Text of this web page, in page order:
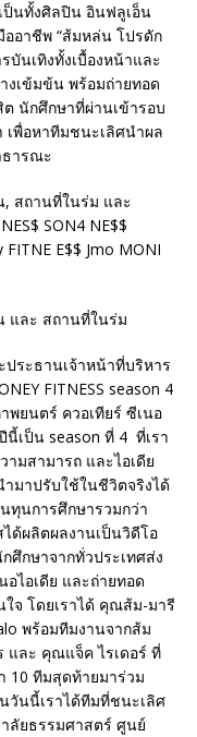
ป็นทั้งศิลปิน อินฟลูเอ็น
ออาชีพ “ส้มหล่น โปรดัก
บันเทิงทั้งเบื้องหน้าและ
งเข้มข้น พร้อมถ่ายทอด
นักศึกษาที่ผ่านเข้ารอบ
พื่อหาทีมชนะเลิศนำผล
ธารณะ
ระธานเจ้าหน้าที่บริหาร
FITNESS season 4
ยนตร์ ควอเทียร์ ซีเนอ
นี้เป็น season ที่ 4 ที่เรา
มสามารถ และไอเดีย
มาปรับใช้ในชีวิตจริงได้
ทุนการศึกษารวมกว่า
ด้ผลิตผลงานเป็นวิดีโอ
กษาจากทั่วประเทศส่ง
ไอเดีย และถ่ายทอด
จ โดยเราได้ คุณส้ม-มารี
พร้อมทีมงานจากส้ม
ละ คุณแจ็ค ไรเดอร์ ที่
10 ทีมสุดท้ายมาร่วม
วันนี้เราได้ทีมที่ชนะเลิศ
ลัยธรรมศาสตร์ ศูนย์